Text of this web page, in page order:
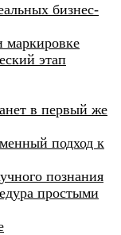
бизнес-
этап
в первый же
подход к
познания
простыми